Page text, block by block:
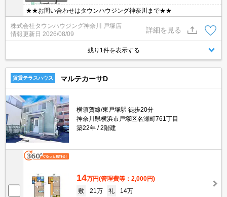
★★お問い合わせはタウンハウジング神奈川まで★★
株式会社タウンハウジング神奈川 戸塚店
情報更新日 2026/08/09
詳細を見る
残り1件を表示する
賃貸テラスハウス マルテカーサD
横須賀線/東戸塚駅 徒歩20分
神奈川県横浜市戸塚区名瀬町761丁目
築22年
2階建
14万円(管理費等：2,000円)
敷
21万 礼
14万